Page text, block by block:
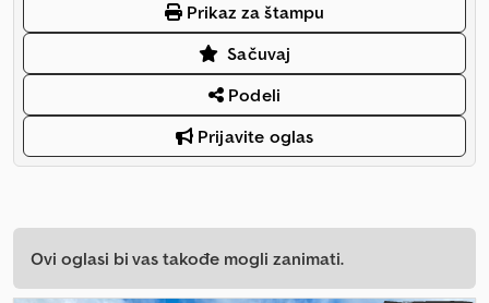
Prikaz za štampu
Sačuvaj
Podeli
Prijavite oglas
Ovi oglasi bi vas takođe mogli zanimati.